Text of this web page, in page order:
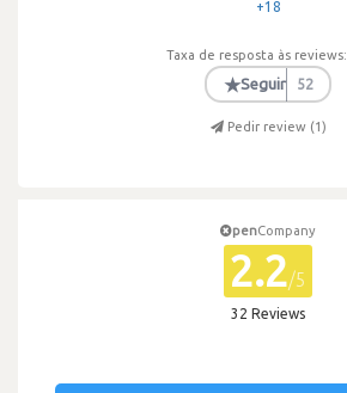
+18
Taxa de resposta às reviews:
★Seguir 52
Pedir review (1)
penCompany
2.2/5
32 Reviews